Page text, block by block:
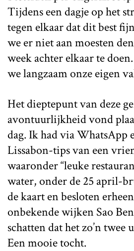
Tijdens een dagje op het
tegen elkaar dat dit best
we er niet aan moesten
week achter elkaar te
we langzaam onze eigen
Het dieptepunt van deze
avontuurlijkheid vond
dag. Ik had via WhatsApp
Lissabon-tips van een
waaronder “leuke
water, onder de 25 april-
de kaart en besloten
onbekende wijken Sao
schatten dat het zo’n twee
Een mooie tocht.